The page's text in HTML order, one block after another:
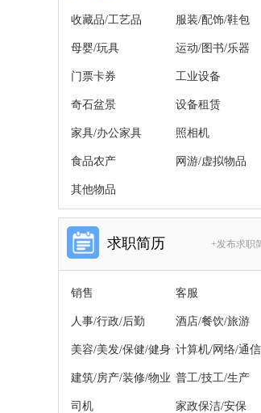
收藏品/工艺品 服装/配饰/鞋包
母婴/玩具 运动/图书/乐器
门票卡券 工业设备
奇石盆景 设备租赁
家具/办公家具 照相机
食品农产 网游/虚拟物品
其他物品
求职简历 +发布求职
销售 客服
人事/行政/后勤 酒店/餐饮/旅游
美容/美发/保健/健身 计算机/网络/通信
建筑/房产/装修/物业 普工/技工/生产
司机 家政保洁/安保